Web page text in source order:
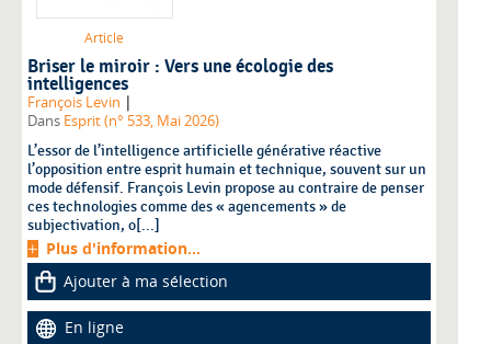
Article
Briser le miroir : Vers une écologie des
intelligences
François Levin |
Dans Esprit (n° 533, Mai 2026)
L’essor de l’intelligence artificielle générative réactive
l’opposition entre esprit humain et technique, souvent sur un
mode défensif. François Levin propose au contraire de penser
ces technologies comme des « agencements » de
subjectivation, o[...]
Plus d'information...
Ajouter à ma sélection
En ligne